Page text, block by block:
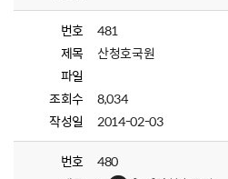
번호
481
제목
산청호국원
파일
조회수
8,034
작성일
2014-02-03
번호
480